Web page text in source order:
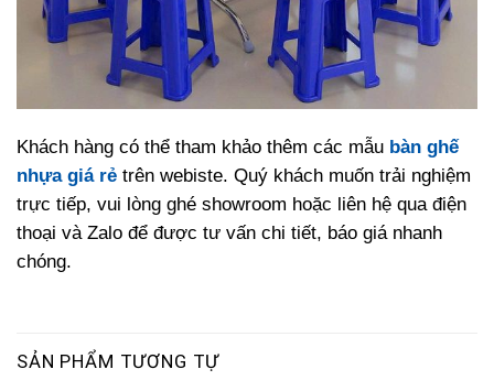
Khách hàng có thể tham khảo thêm các mẫu bàn ghế
nhựa giá rẻ trên webiste. Quý khách muốn trải nghiệm
trực tiếp, vui lòng ghé showroom hoặc liên hệ qua điện
thoại và Zalo để được tư vấn chi tiết, báo giá nhanh
chóng.
SẢN PHẨM TƯƠNG TỰ